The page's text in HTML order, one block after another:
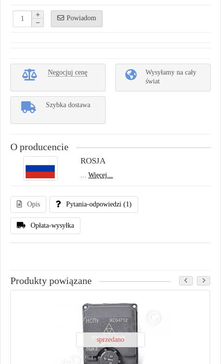
Powiadom
Negocjuj cenę
Wysyłamy na cały
świat
Szybka dostawa
O producencie
ROSJA
... Więcej...
Opis Pytania-odpowiedzi (1)
Opłata-wysyłka
Produkty powiązane
sprzedano